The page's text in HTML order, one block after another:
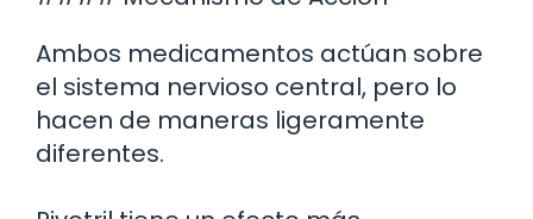
Ambos medicamentos actúan sobre
el sistema nervioso central, pero lo
hacen de maneras ligeramente
diferentes.